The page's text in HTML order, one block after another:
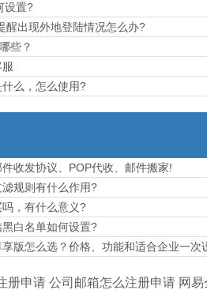
设置?
醒出现外地登陆情况怎么办?
些？
么，怎么使用?
收发协议、POP代收、邮件搬家!
规则有什么作用?
，有什么意义?
白名单如何设置?
版怎么选？价格、功能和适合企业一次
册申请 公司邮箱怎么注册申请 网